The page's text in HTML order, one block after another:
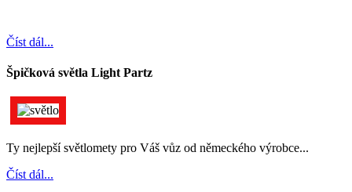
Číst dál...
Špičková světla Light Partz
Ty nejlepší světlomety pro Váš vůz od německého výrobce...
Číst dál...